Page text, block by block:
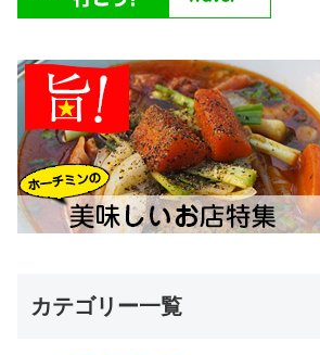
カテゴリー一覧